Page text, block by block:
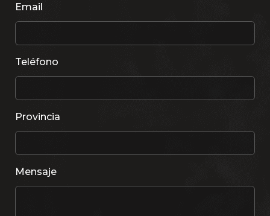
Email
Teléfono
Provincia
Mensaje